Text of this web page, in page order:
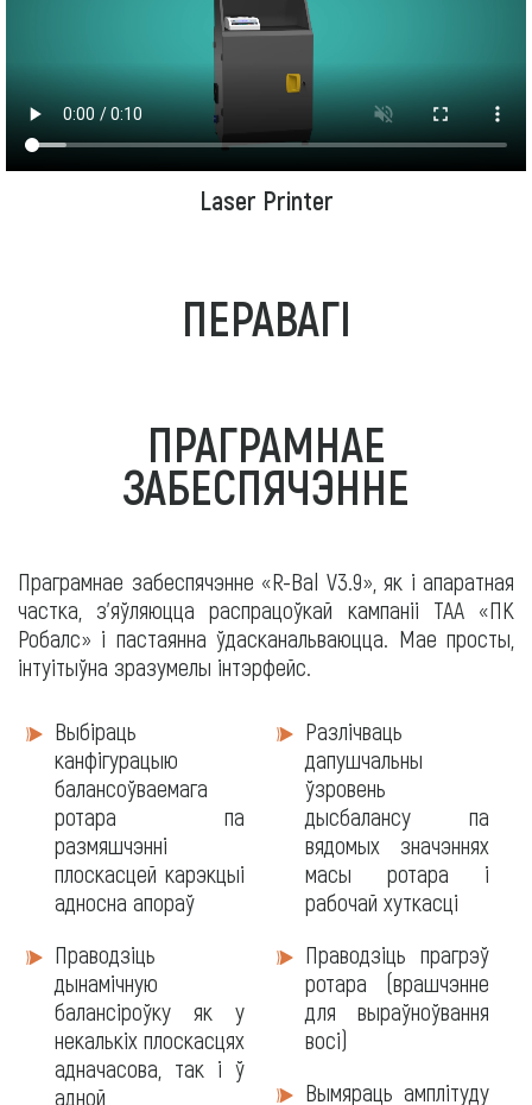
Laser Printer
ПЕРАВАГІ
ПРАГРАМНАЕ
ЗАБЕСПЯЧЭННЕ
Праграмнае забеспячэнне «R-Bal V3.9», як і апаратная
частка, з'яўляюцца распрацоўкай кампаніі ТАА «ПК
Робалс» і пастаянна ўдасканальваюцца. Мае просты,
інтуітыўна зразумелы інтэрфейс.
Праграмнае
забеспячэнне
Выбіраць
канфігурацыю
балансоўваемага
ротара па
размяшчэнні
плоскасцей карэкцыі
адносна апораў
Праводзіць
дынамічную
балансіроўку як у
некалькіх плоскасцях
адначасова, так і ў
адной
Разлічваць
дапушчальны
ўзровень
дысбалансу па
вядомых значэннях
масы ротара і
рабочай хуткасці
Праводзіць прагрэў
ротара (врашчэнне
для выраўноўвання
восі)
Вымяраць амплітуду